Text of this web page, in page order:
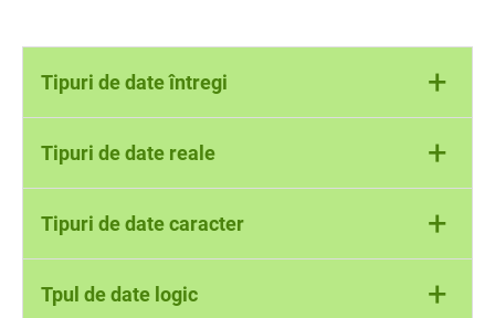
Tipuri de date întregi +
int
unsigned
long long int
long long unsigned
Tipuri de date reale +
float
double
long double
Tipuri de date caracter +
char
unsigned char
Tpul de date logic +